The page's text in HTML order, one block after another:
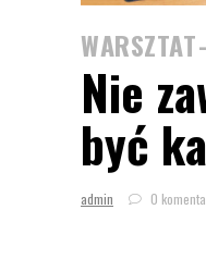
WARSZTAT
Nie
być
admin 0